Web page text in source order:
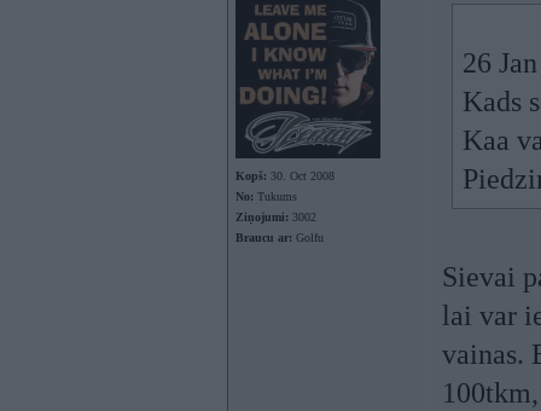
Kopš: 30. Oct 2008
No: Tukums
Ziņojumi: 3002
Braucu ar: Golfu
26
Kads
Kaa
Sievai
lai var
vainas.